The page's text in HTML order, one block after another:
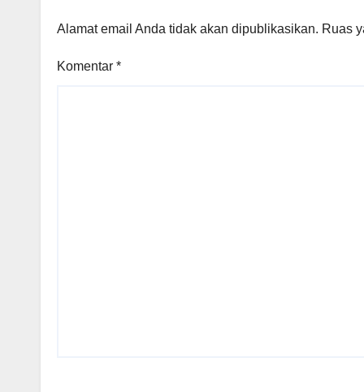
Alamat email Anda tidak akan dipublikasikan. Ruas
Komentar *